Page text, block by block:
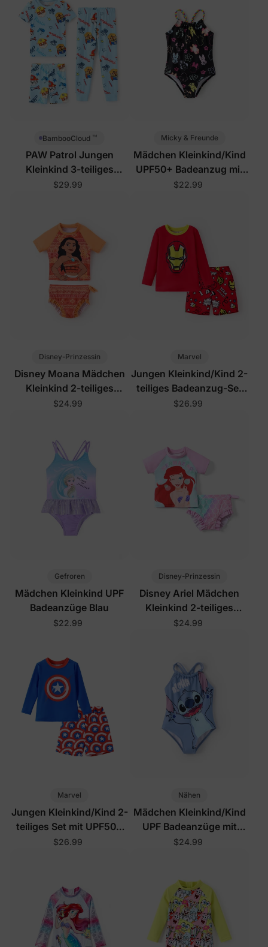
BambooCloud ™
PAW Patrol Jungen
Kleinkind 3-teiliges
Schlafanzug-Set Blau
$29.99
Micky & Freunde
Mädchen Kleinkind/Kind
UPF50+ Badeanzug mit
Blumenmuster Schwarz
$22.99
Disney-Prinzessin
Disney Moana Mädchen
Kleinkind 2-teiliges
Rashguard-Badeanzug-
$24.99
Marvel
Jungen Kleinkind/Kind 2-
teiliges Badeanzug-Set
Rot
$26.99
Gefroren
Mädchen Kleinkind UPF
Badeanzüge Blau
$22.99
Disney-Prinzessin
Disney Ariel Mädchen
Kleinkind 2-teiliges
Rashguard-Badeanzug-
$24.99
Marvel
Jungen Kleinkind/Kind 2-
teiliges Set mit UPF50+
Allover-Print Oberteilen
$26.99
Nähen
Mädchen Kleinkind/Kind
UPF Badeanzüge mit
Blumenmuster Blau
$24.99